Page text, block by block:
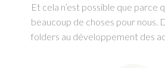
Et cela n’est possible que parce
beaucoup de choses pour nous.
folders au développement des